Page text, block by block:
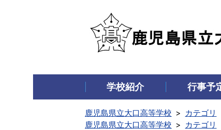
学校紹介 行事予
鹿児島県立大口高等学校
カテゴリ
鹿児島県立大口高等学校
カテゴリ